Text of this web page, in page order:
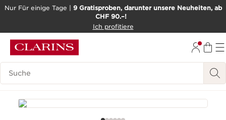
BARRIEREFREIHEITSWERKZEUG
Nur Für einige Tage | 9 Gratisproben, darunter unsere Neuheiten, ab
CHF 90.–!
Ich profitiere
Legende suchen